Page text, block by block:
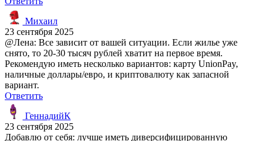
Михаил
23 сентября 2025
@Лена: Все зависит от вашей ситуации. Если жилье уже
снято, то 20-30 тысяч рублей хватит на первое время.
Рекомендую иметь несколько вариантов: карту UnionPay,
наличные доллары/евро, и криптовалюту как запасной
вариант.
Ответить
ГеннадийК
23 сентября 2025
Добавлю от себя: лучше иметь диверсифицированную